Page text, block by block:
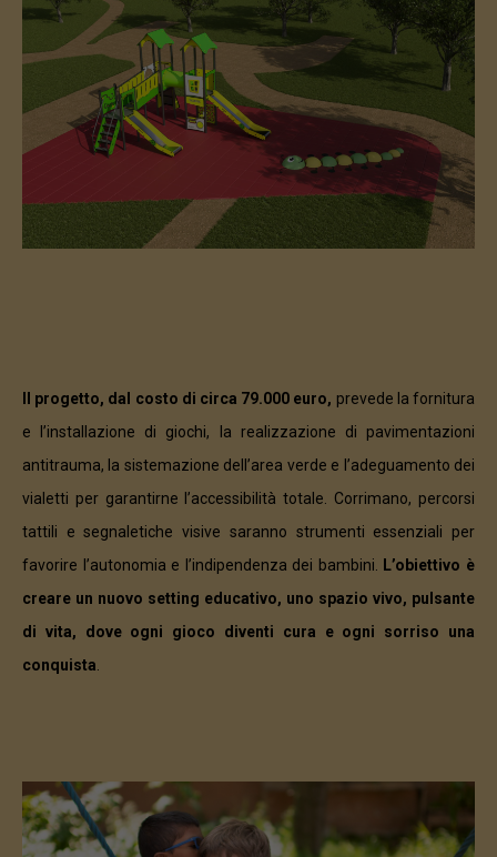
Il progetto, dal costo di circa 79.000 euro, prevede la fornitura
e l’installazione di giochi, la realizzazione di pavimentazioni
antitrauma, la sistemazione dell’area verde e l’adeguamento dei
vialetti per garantirne l’accessibilità totale. Corrimano, percorsi
tattili e segnaletiche visive saranno strumenti essenziali per
favorire l’autonomia e l’indipendenza dei bambini. L’obiettivo è
creare un nuovo setting educativo, uno spazio vivo, pulsante
di vita, dove ogni gioco diventi cura e ogni sorriso una
conquista.